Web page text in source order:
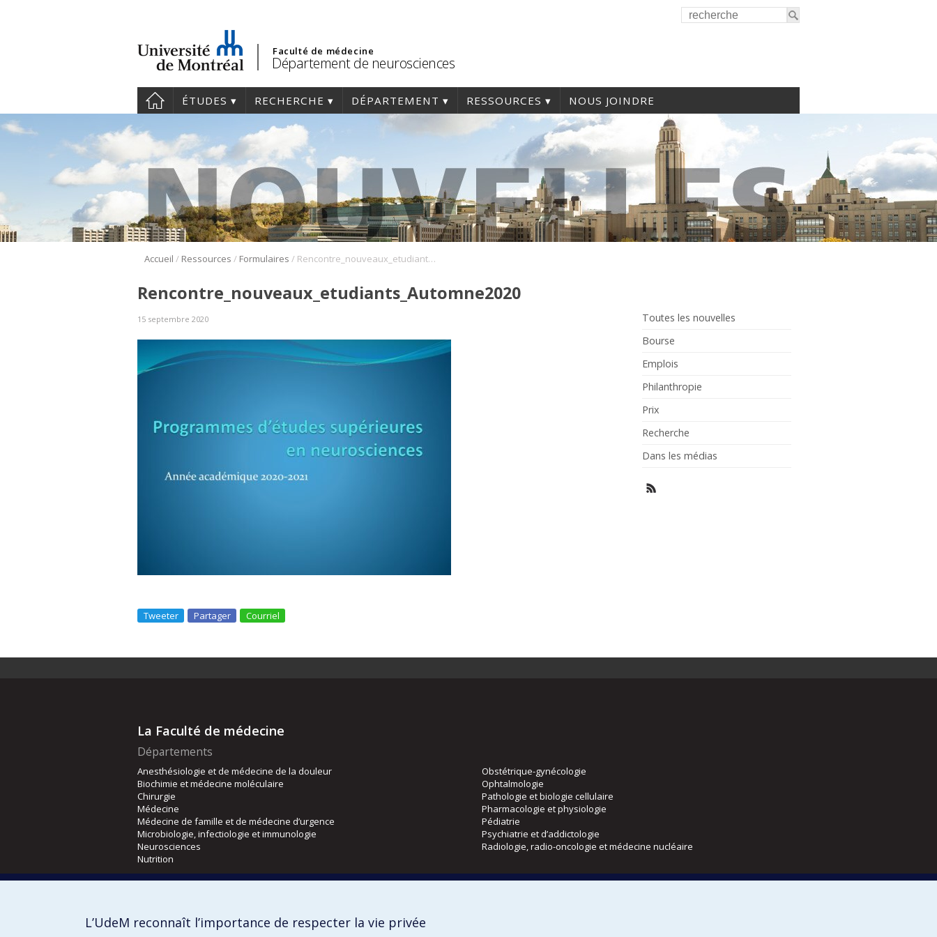
Faculté de médecine
Département de neurosciences
ÉTUDES RECHERCHE DÉPARTEMENT RESSOURCES NOUS JOINDRE
Accueil / Ressources / Formulaires / Rencontre_nouveaux_etudiants_Automne2020
Toutes les nouvelles
Bourse
Emplois
Philanthropie
Prix
Recherche
Dans les médias
Rencontre_nouveaux_etudiants_Automne2020
15 septembre 2020
Tweeter Partager Courriel
La Faculté de médecine
Départements
Anesthésiologie et de médecine de la douleur
Biochimie et médecine moléculaire
Chirurgie
Médecine
Médecine de famille et de médecine d’urgence
Microbiologie, infectiologie et immunologie
Neurosciences
Nutrition
Obstétrique-gynécologie
Ophtalmologie
Pathologie et biologie cellulaire
Pharmacologie et physiologie
Pédiatrie
Psychiatrie et d’addictologie
Radiologie, radio-oncologie et médecine nucléaire
Orthophonie et audiologie
L’UdeM reconnaît l’importance de respecter la vie privée